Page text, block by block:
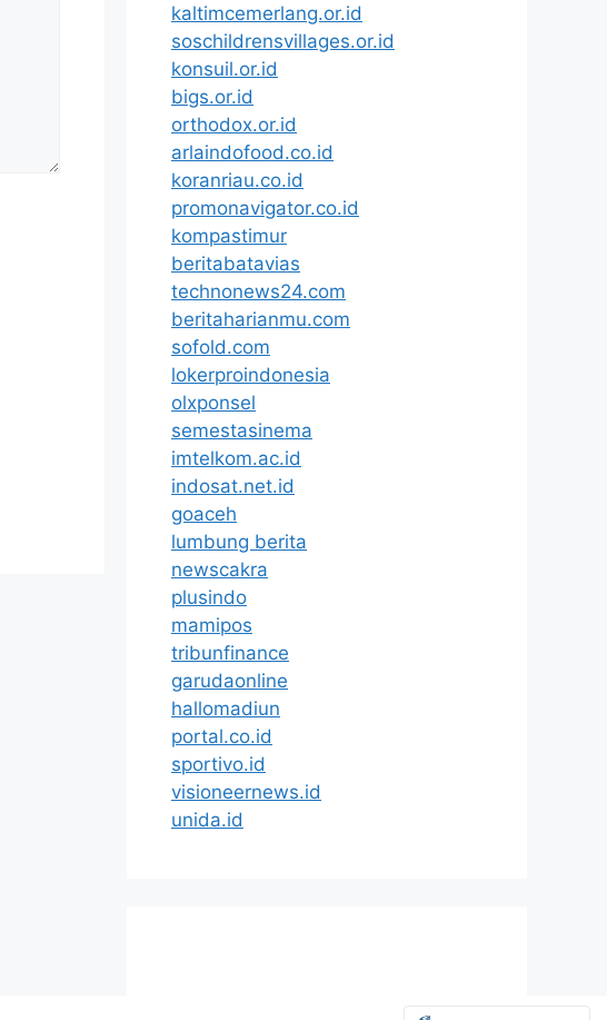
kaltimcemerlang.or.id
soschildrensvillages.or.id
konsuil.or.id
bigs.or.id
orthodox.or.id
arlaindofood.co.id
koranriau.co.id
promonavigator.co.id
kompastimur
beritabatavias
technonews24.com
beritaharianmu.com
sofold.com
lokerproindonesia
olxponsel
semestasinema
imtelkom.ac.id
indosat.net.id
goaceh
lumbung berita
newscakra
plusindo
mamipos
tribunfinance
garudaonline
hallomadiun
portal.co.id
sportivo.id
visioneernews.id
unida.id